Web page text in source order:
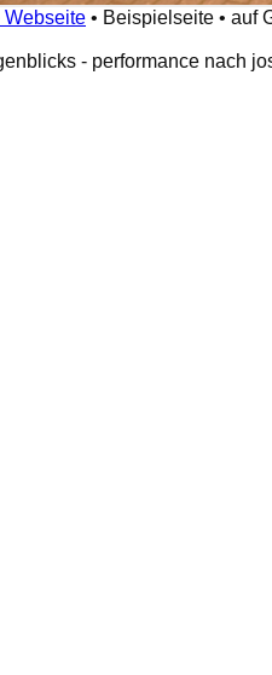
Webseite • Beispielseite • auf
- performance nach